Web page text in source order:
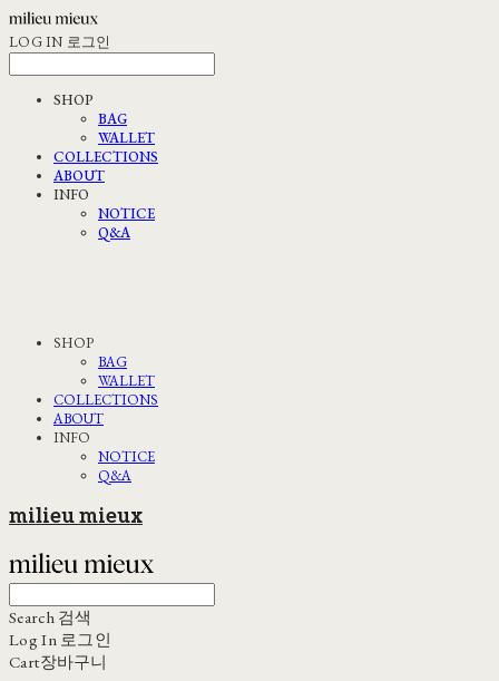
LOG IN 로그인
SHOP
BAG
WALLET
COLLECTIONS
ABOUT
INFO
NOTICE
Q&A
SHOP
BAG
WALLET
COLLECTIONS
ABOUT
INFO
NOTICE
Q&A
milieu mieux
Search 검색
Log In 로그인
Cart장바구니